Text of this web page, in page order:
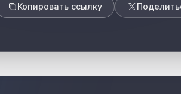
Копировать ссылку